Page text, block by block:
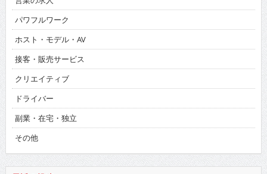
パワフルワーク
ホスト・モデル・AV
接客・販売サービス
クリエイティブ
ドライバー
副業・在宅・独立
その他